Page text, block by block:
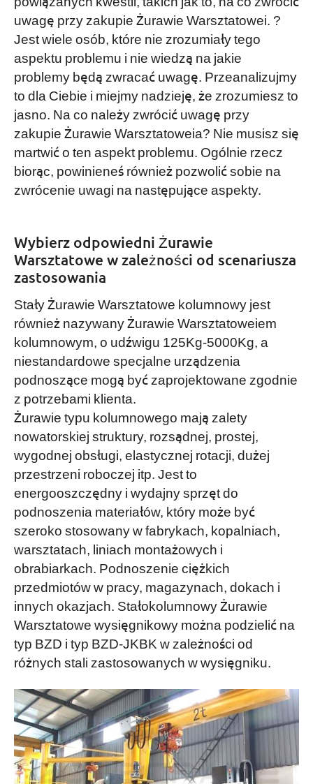
uwagę przy zakupie Żurawie Warsztatowei. ?
Jest wiele osób, które nie zrozumiały tego
aspektu problemu i nie wiedzą na jakie
problemy będą zwracać uwagę. Przeanalizujmy
to dla Ciebie i miejmy nadzieję, że zrozumiesz to
jasno. Na co należy zwrócić uwagę przy
zakupie Żurawie Warsztatoweia? Nie musisz się
martwić o ten aspekt problemu. Ogólnie rzecz
biorąc, powinieneś również pozwolić sobie na
zwrócenie uwagi na następujące aspekty.
Wybierz odpowiedni Żurawie
Warsztatowe w zależności od scenariusza
zastosowania
Stały Żurawie Warsztatowe kolumnowy jest
również nazywany Żurawie Warsztatoweiem
kolumnowym, o udźwigu 125Kg-5000Kg, a
niestandardowe specjalne urządzenia
podnoszące mogą być zaprojektowane zgodnie
z potrzebami klienta.
Żurawie typu kolumnowego mają zalety
nowatorskiej struktury, rozsądnej, prostej,
wygodnej obsługi, elastycznej rotacji, dużej
przestrzeni roboczej itp. Jest to
energooszczędny i wydajny sprzęt do
podnoszenia materiałów, który może być
szeroko stosowany w fabrykach, kopalniach,
warsztatach, liniach montażowych i
obrabiarkach. Podnoszenie ciężkich
przedmiotów w pracy, magazynach, dokach i
innych okazjach. Stałokolumnowy Żurawie
Warsztatowe wysięgnikowy można podzielić na
typ BZD i typ BZD-JKBK w zależności od
różnych stali zastosowanych w wysięgniku.